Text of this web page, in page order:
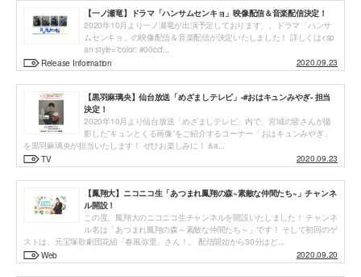
【一ノ瀬竜】ドラマ「ハンサムセンキョ」映像配信＆音楽配信決定！
2020年10月より一ノ瀬竜が出演予定しております、、ドラマ「ハンサ
ムセンキョ」の映像配信＆音楽配信が決定いたしました！ 詳しくは<sp
an style=”color: #00ccf...
Release Information
2020.09.23
【黒羽麻璃央】仙台放送「めざましテレビ」-#おはキュンみやぎ- 担当
決定！
2020年10月より仙台放送「めざましテレビ」内で、宮城の皆さんが撮
影した”キュンとくる画像”をご紹介するコーナー「おはキュンみやぎ」
を黒羽麻璃央が担当いたします！ ぜひお楽しみに！ &a...
TV
2020.09.23
【鳳翔大】ニコニコ生「あつまれ鳳翔の森~素敵な仲間たち~」チャンネ
ル開設！
この度、鳳翔大のニコニコ生チャンネルを開設いたしました！ チャンネ
ル名は「あつまれ鳳翔の森～素敵な仲間たち～」です！ そして初回のゲ
ストは、元宝塚歌劇団花組「春風弥里」さん！。 配信開始から30分はど...
Web
2020.09.20